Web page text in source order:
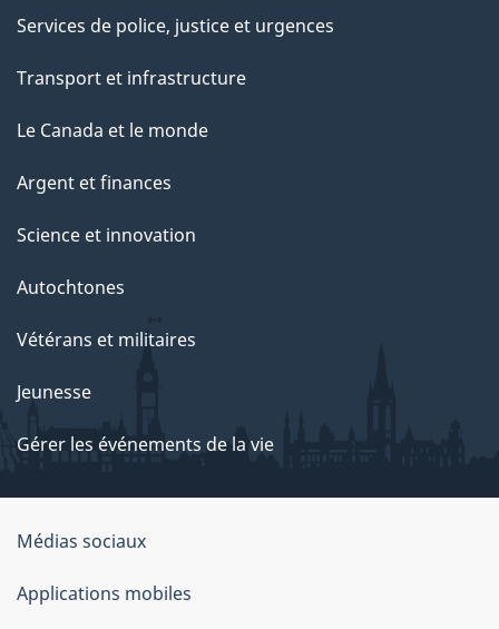
Services de police, justice et urgences
Transport et infrastructure
Le Canada et le monde
Argent et finances
Science et innovation
Autochtones
Vétérans et militaires
Jeunesse
Gérer les événements de la vie
Organisation
du
gouvernement
Médias sociaux
Applications mobiles